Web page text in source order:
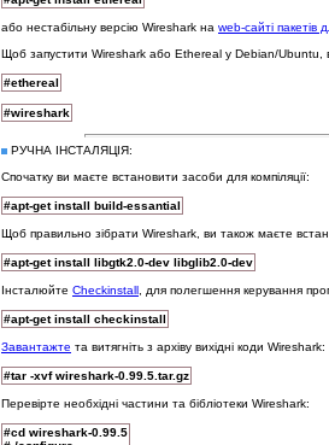
або нестабільну версію Wireshark на web-сайті пакетів
Щоб запустити Wireshark або Ethereal у Debian/Ubuntu,
#ethereal
#wireshark
РУЧНА ІНСТАЛЯЦІЯ:
Спочатку ви маєте встановити засоби для компіляції:
#apt-get install build-essantial
Щоб правильно зібрати Wireshark, ви також маєте
#apt-get install libgtk2.0-dev libglib2.0-dev
Інсталюйте Checkinstall , для полегшення керування
#apt-get install checkinstall
Завантажте та витягніть з архіву вихідні коди Wireshark:
#tar -xvf wireshark-0.99.5.tar.gz
Перевірте необхідні частини та бібліотеки Wireshark:
#cd wireshark-0.99.5